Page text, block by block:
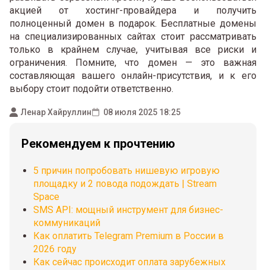
акцией от хостинг-провайдера и получить
полноценный домен в подарок. Бесплатные домены
на специализированных сайтах стоит рассматривать
только в крайнем случае, учитывая все риски и
ограничения. Помните, что домен — это важная
составляющая вашего онлайн-присутствия, и к его
выбору стоит подойти ответственно.
Ленар Хайруллин 08 июля 2025 18:25
Рекомендуем к прочтению
5 причин попробовать нишевую игровую
площадку и 2 повода подождать | Stream
Space
SMS API: мощный инструмент для бизнес-
коммуникаций
Как оплатить Telegram Premium в России в
2026 году
Как сейчас происходит оплата зарубежных